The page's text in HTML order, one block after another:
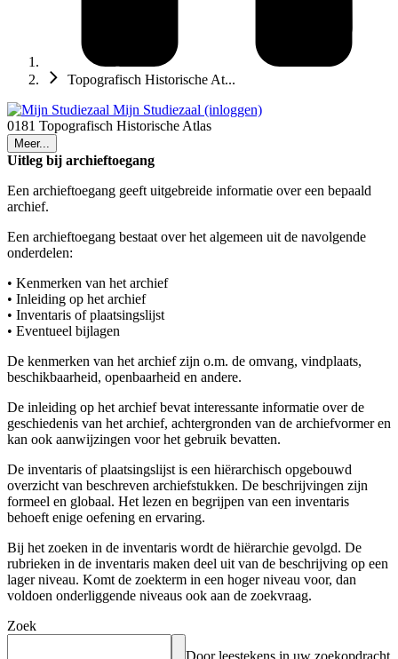
Topografisch Historische At...
Mijn Studiezaal (inloggen)
0181 Topografisch Historische Atlas
Meer...
Uitleg bij archieftoegang
Een archieftoegang geeft uitgebreide informatie over een bepaald
archief.
Een archieftoegang bestaat over het algemeen uit de navolgende
onderdelen:
• Kenmerken van het archief
• Inleiding op het archief
• Inventaris of plaatsingslijst
• Eventueel bijlagen
De kenmerken van het archief zijn o.m. de omvang, vindplaats,
beschikbaarheid, openbaarheid en andere.
De inleiding op het archief bevat interessante informatie over de
geschiedenis van het archief, achtergronden van de archiefvormer en
kan ook aanwijzingen voor het gebruik bevatten.
De inventaris of plaatsingslijst is een hiërarchisch opgebouwd
overzicht van beschreven archiefstukken. De beschrijvingen zijn
formeel en globaal. Het lezen en begrijpen van een inventaris
behoeft enige oefening en ervaring.
Bij het zoeken in de inventaris wordt de hiërarchie gevolgd. De
rubrieken in de inventaris maken deel uit van de beschrijving op een
lager niveau. Komt de zoekterm in een hoger niveau voor, dan
voldoen onderliggende niveaus ook aan de zoekvraag.
Zoek